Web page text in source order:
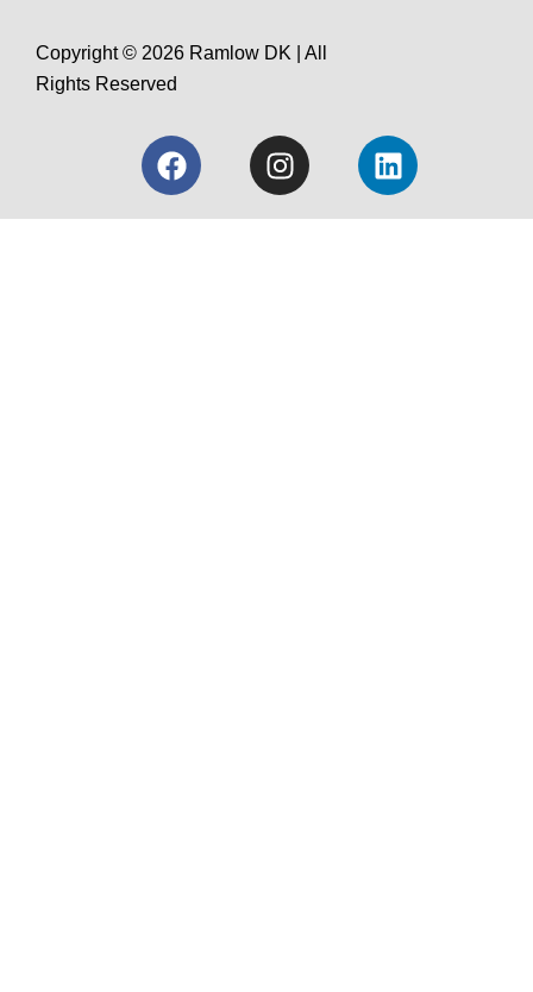
Copyright © 2026 Ramlow DK | All
Rights Reserved